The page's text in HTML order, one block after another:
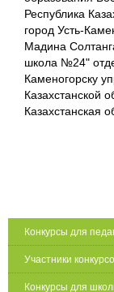
Республика
город Усть-
Мадина
школа №24"
Каменогорску
Казахстанской
Казахстанская
Конкурсы для
Участники
Конкурсы для